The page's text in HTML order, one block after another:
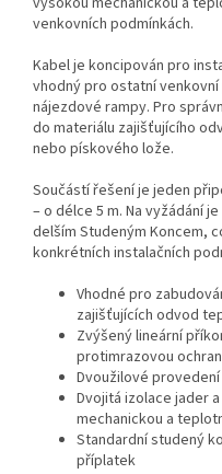
venkovních podmínkách.
Kabel je koncipován pro
vhodný pro ostatní
nájezdové rampy. Pro
do materiálu zajišťujícího
nebo pískového lože.
Součástí řešení je jeden
– o délce 5 m. Na vyžádání
delším Studeným Koncem,
konkrétních instalačních
Vhodné pro
zajišťujících odvod
Zvýšený lineární
protimrazovou
Dvoužilové provedení
Dvojitá izolace jader
mechanickou a
Standardní studený
příplatek